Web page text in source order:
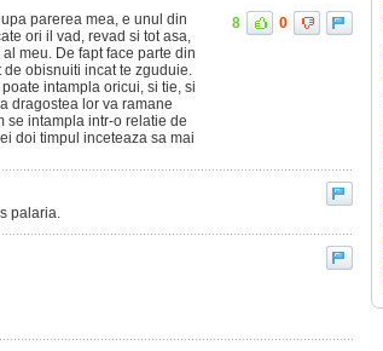
parerea mea, e unul din
ori il vad, revad si tot asa,
meu. De fapt face parte din
obisnuiti incat te zguduie.
intampla oricui, si tie, si
dragostea lor va ramane
se intampla intr-o relatie de
doi timpul inceteaza sa mai
8 0
palaria.